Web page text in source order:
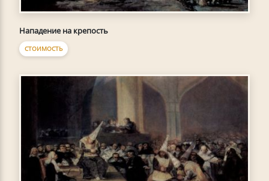
Нападение на крепость
СТОИМОСТЬ